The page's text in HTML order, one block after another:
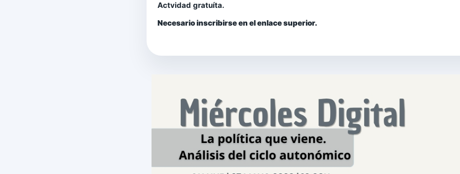
Actvidad gratuíta.
Necesario inscribirse en el enlace superior.